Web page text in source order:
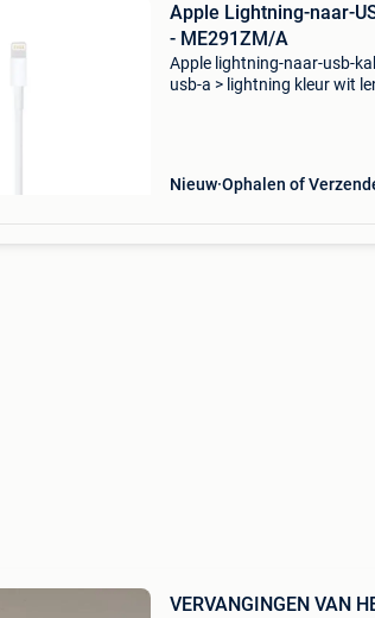
Apple Lightning-naar-
- ME291ZM/A
Apple lightning-naar-usb-
usb-a > lightning kleur wit
Nieuw Ophalen of
VERVANGINGEN VAN